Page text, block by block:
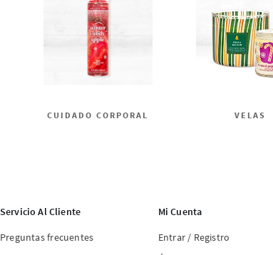
CUIDADO CORPORAL VELAS
Servicio Al Cliente
Preguntas frecuentes
Mi Cuenta
Entrar / Registro